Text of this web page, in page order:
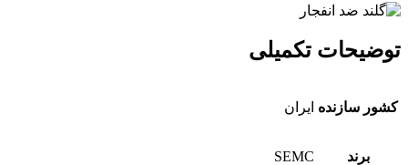
توضیحات تکمیلی
کشور سازنده ایران
برند SEMC